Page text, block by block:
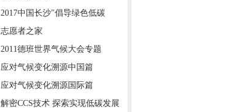
2017中国长沙"倡导绿色低碳
志愿者之家
2011德班世界气候大会专题
应对气候变化溯源中国篇
应对气候变化溯源国际篇
解密CCS技术 探索实现低碳发展